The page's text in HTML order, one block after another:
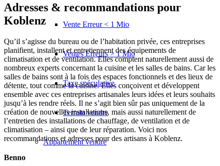
Vente Erreur < 1 Mio
Ventes Erreurs > 1 Mio
Taxe spéculative
Terrain vendre
Appartementvendre
Adresses & recommandations pour
Koblenz
Qu’il s’agisse du bureau ou de l’habitation privée, ces entreprises
planifient, installent et entretiennent des équipements de
climatisation et de ventilation. Elles comptent naturellement aussi de
nombreux experts concernant la cuisine et les salles de bains. Car les
salles de bains sont à la fois des espaces fonctionnels et des lieux de
détente, tout comme la cuisine. Elles conçoivent et développent
ensemble avec ces entreprises artisanales leurs idées et leurs souhaits
jusqu’à les rendre réels. Il ne s’agit bien sûr pas uniquement de la
création de nouvelles installations, mais aussi naturellement de
l’entretien des installations de chauffage, de ventilation et de
climatisation – ainsi que de leur réparation. Voici nos
recommandations et adresses pour des artisans à Koblenz.
Benno